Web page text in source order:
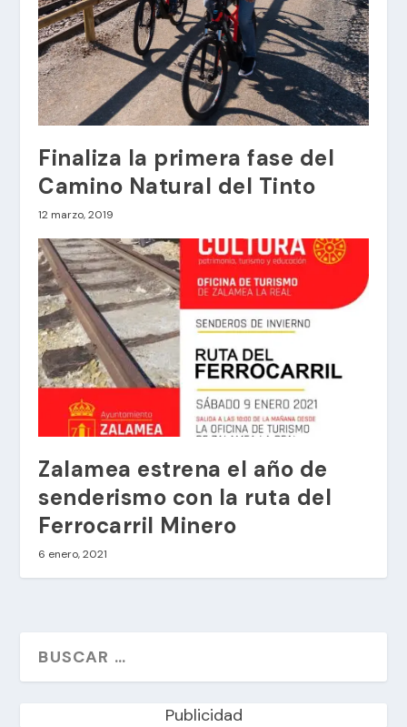
Finaliza la primera fase del
Camino Natural del Tinto
12 marzo, 2019
Zalamea estrena el año de
senderismo con la ruta del
Ferrocarril Minero
6 enero, 2021
Publicidad